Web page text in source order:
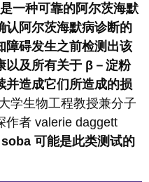
一种可靠的阿尔茨海默
认阿尔茨海默病诊断的
障碍发生之前检测出该
以及所有关于 β－淀粉
并造成它们所造成的损
大学生物工程教授兼分子
作者 valerie daggett
soba 可能是此类测试的